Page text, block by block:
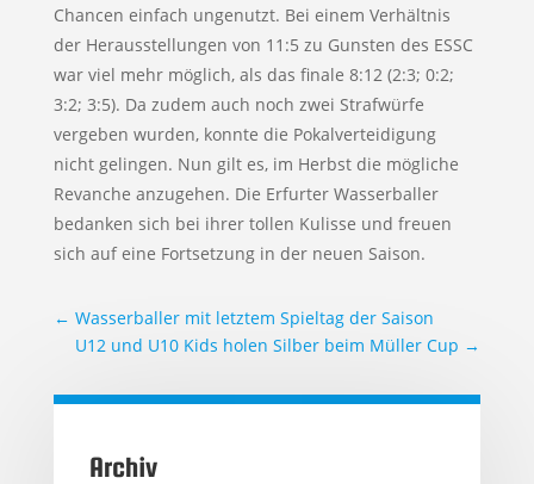
Chancen einfach ungenutzt. Bei einem Verhältnis
der Herausstellungen von 11:5 zu Gunsten des ESSC
war viel mehr möglich, als das finale 8:12 (2:3; 0:2;
3:2; 3:5). Da zudem auch noch zwei Strafwürfe
vergeben wurden, konnte die Pokalverteidigung
nicht gelingen. Nun gilt es, im Herbst die mögliche
Revanche anzugehen. Die Erfurter Wasserballer
bedanken sich bei ihrer tollen Kulisse und freuen
sich auf eine Fortsetzung in der neuen Saison.
← Wasserballer mit letztem Spieltag der Saison
U12 und U10 Kids holen Silber beim Müller Cup →
Archiv